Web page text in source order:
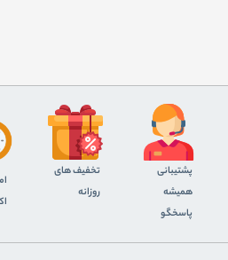
پشتیبانی
همیشه
پاسخگو
تخفیف های
روزانه